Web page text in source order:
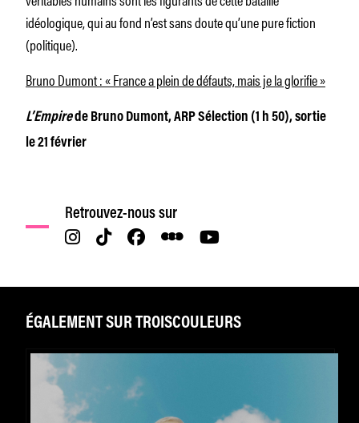
idéologique, qui au fond n’est sans doute qu’une pure fiction
(politique).
Bruno Dumont : « France a plein de défauts, mais je la glorifie »
L’Empirede Bruno Dumont, ARP Sélection (1 h 50), sortie
le 21 février
Retrouvez-nous sur
ÉGALEMENT SUR TROISCOULEURS